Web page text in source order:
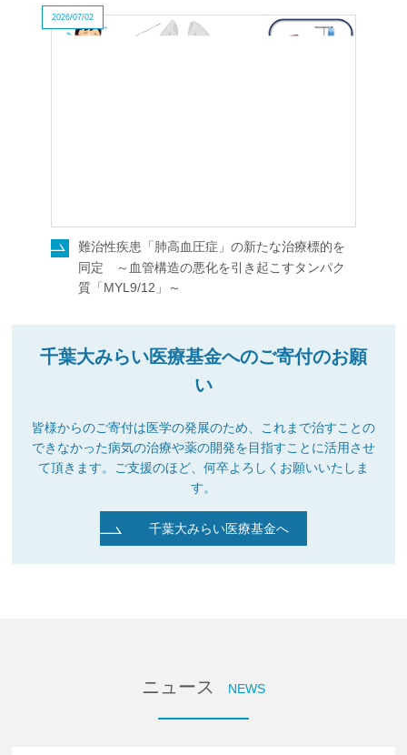
2026/07/02
難治性疾患「肺高血圧症」の新たな治療標的を
同定 ～血管構造の悪化を引き起こすタンパク
質「MYL9/12」～
千葉大みらい医療基金へのご寄付のお願
い
皆様からのご寄付は医学の発展のため、これまで治すことの
できなかった病気の治療や薬の開発を目指すことに活用させ
て頂きます。ご支援のほど、何卒よろしくお願いいたしま
す。
千葉大みらい医療基金へ
ニュース NEWS